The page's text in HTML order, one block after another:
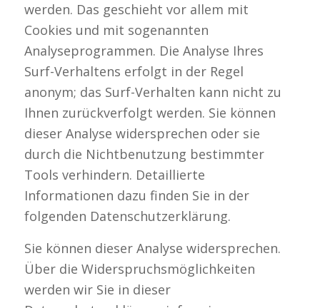
werden. Das geschieht vor allem mit
Cookies und mit sogenannten
Analyseprogrammen. Die Analyse Ihres
Surf-Verhaltens erfolgt in der Regel
anonym; das Surf-Verhalten kann nicht zu
Ihnen zurückverfolgt werden. Sie können
dieser Analyse widersprechen oder sie
durch die Nichtbenutzung bestimmter
Tools verhindern. Detaillierte
Informationen dazu finden Sie in der
folgenden Datenschutzerklärung.
Sie können dieser Analyse widersprechen.
Über die Widerspruchsmöglichkeiten
werden wir Sie in dieser